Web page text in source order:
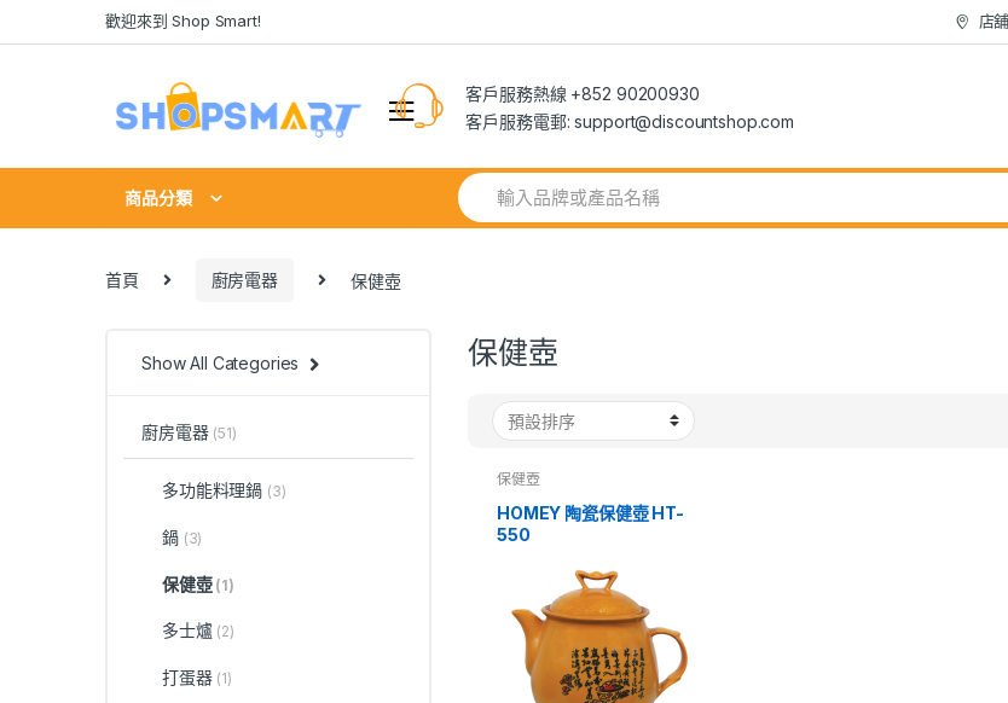
to
to
歡迎來到 Shop Smart! 店
客戶服務熱線 +852 90200930
客戶服務電郵: support@discountshop.com
商品分類
Search
for:
首頁 廚房電器 保健壺
保健壺
保健壺
HOMEY 陶瓷保健壺 HT-
550
Show All Categories
廚房電器 (51)
多功能料理鍋 (3)
鍋 (3)
保健壺 (1)
多士爐 (2)
打蛋器 (1)